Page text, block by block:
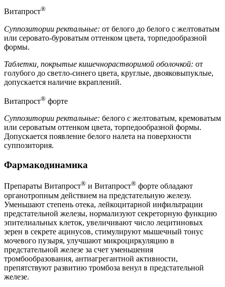
Витапрост®
Суппозитории ректальные: от белого до белого с желтоватым
или серовато-буроватым оттенком цвета, торпедообразной
формы.
Таблетки, покрытые кишечнорастворимой оболочкой: от
голубого до светло-синего цвета, круглые, двояковыпуклые,
допускается наличие вкраплений.
Витапрост® форте
Суппозитории ректальные: белого с желтоватым, кремоватым
или сероватым оттенком цвета, торпедообразной формы.
Допускается появление белого налета на поверхности
суппозитория.
Фармакодинамика
Препараты Витапрост® и Витапрост® форте обладают
органотропным действием на предстательную железу.
Уменьшают степень отека, лейкоцитарной инфильтрации
предстательной железы, нормализуют секреторную функцию
эпителиальных клеток, увеличивают число лецитиновых
зерен в секрете ацинусов, стимулируют мышечный тонус
мочевого пузыря, улучшают микроциркуляцию в
предстательной железе за счет уменьшения
тромбообразования, антиагрегантной активности,
препятствуют развитию тромбоза венул в предстательной
железе.